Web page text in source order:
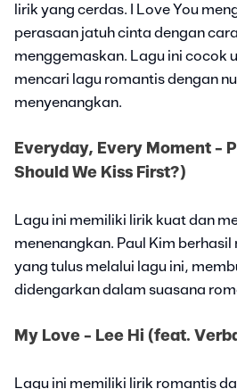
lirik yang cerdas. I Love You
perasaan jatuh cinta dengan
menggemaskan. Lagu ini cocok
mencari lagu romantis dengan
menyenangkan.
Everyday, Every Moment -
Should We Kiss First?)
Lagu ini memiliki lirik kuat dan
menenangkan. Paul Kim
yang tulus melalui lagu ini,
didengarkan dalam suasana
My Love - Lee Hi (feat.
Lagu ini memiliki lirik romantis